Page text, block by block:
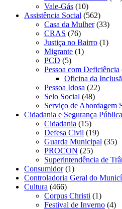
Vale-Gás (10)
Assistência Social (562)
Casa da Mulher(33)
CRAS (76)
Justiça no Bairro (1)
Migrante (1)
PCD (5)
Pessoa com Deficiência
Oficina da
Pessoa Idosa (22)
Selo Social (48)
Serviço de Abordagem
Cidadania e Segurança Pública
Cidadania (15)
Defesa Civil (19)
Guarda Municipal (35)
PROCON (25)
Superintendência de
Consumidor(1)
Controladoria Geral do
Cultura (466)
Corpus Christi (1)
Festival de Inverno (4)